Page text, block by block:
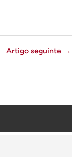
Artigo seguinte →